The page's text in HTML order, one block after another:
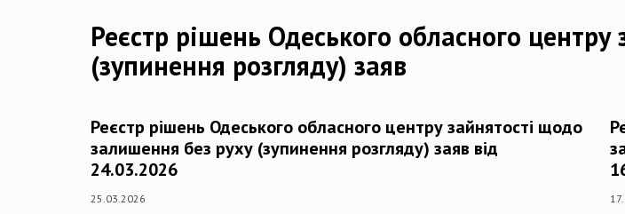
Реєстр рішень Одеського обласного
(зупинення розгляду) заяв
Реєстр рішень Одеського обласного центру зайнятості щодо
залишення без руху (зупинення розгляду) заяв від
24.03.2026
25.03.2026